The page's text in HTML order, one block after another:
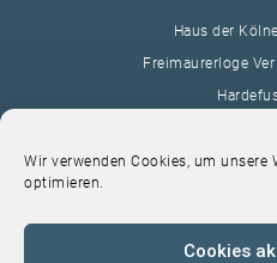
Wir verwenden Cookies, um unsere
optimieren.
Cookies
Haus der
Freimaurerloge